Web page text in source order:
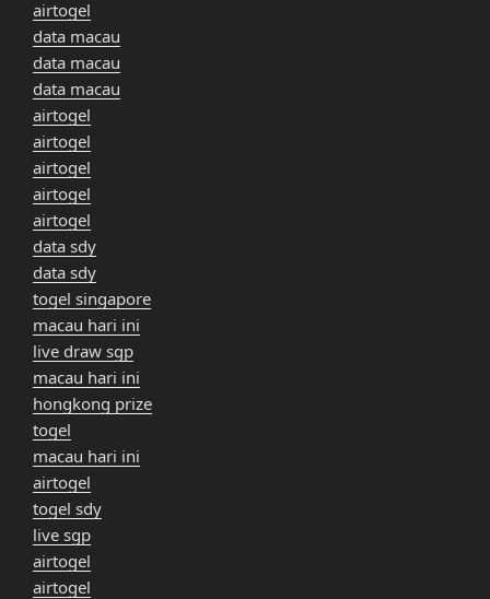
airtogel
data macau
data macau
data macau
airtogel
airtogel
airtogel
airtogel
airtogel
data sdy
data sdy
togel singapore
macau hari ini
live draw sgp
macau hari ini
hongkong prize
togel
macau hari ini
airtogel
togel sdy
live sgp
airtogel
airtogel